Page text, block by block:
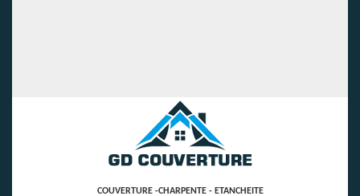
COUVERTURE -CHARPENTE - ETANCHEITE